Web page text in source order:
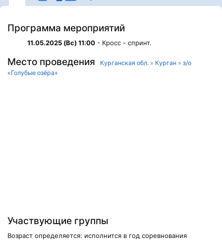
Программа мероприятий
11.05.2025 (Вс) 11:00 - Кросс - спринт.
Место проведения Курганская обл. » Курган » з/о
«Голубые озёра»
Участвующие группы
Возраст определяется: исполнится в год соревнования